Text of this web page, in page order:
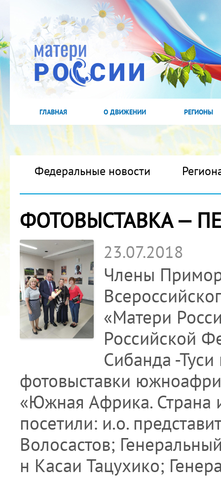
ГЛАВНАЯ О ДВИЖЕНИИ РЕГИОНЫ
Федеральные новости
ФОТОВЫСТАВКА —
23.07.2018
Члены
«Матери
Российской
Сибанда -
фотовыставки
«Южная Африка. Страна
посетили: и.о.
Волосастов;
н Касаи Тацухико;